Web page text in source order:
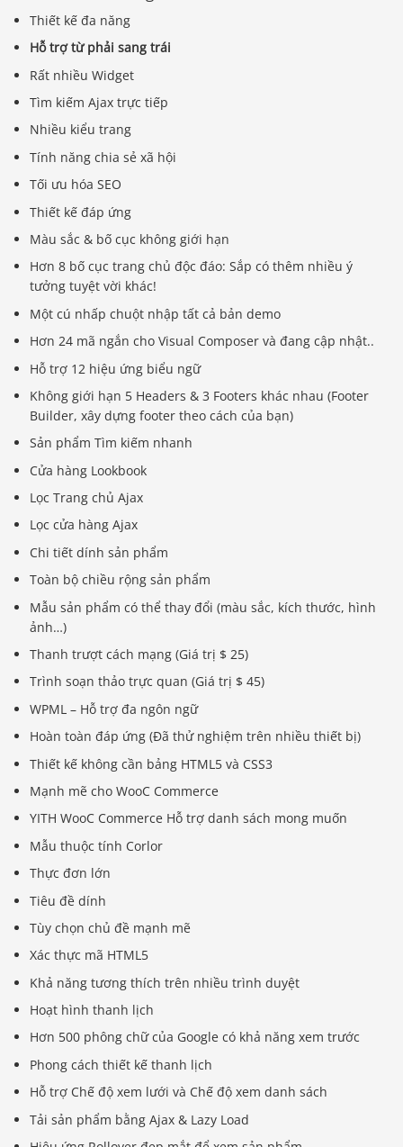
Thiết kế đa năng
Hỗ trợ từ phải sang trái
Rất nhiều Widget
Tìm kiếm Ajax trực tiếp
Nhiều kiểu trang
Tính năng chia sẻ xã hội
Tối ưu hóa SEO
Thiết kế đáp ứng
Màu sắc & bố cục không giới hạn
Hơn 8 bố cục trang chủ độc đáo: Sắp có thêm nhiều ý
tưởng tuyệt vời khác!
Một cú nhấp chuột nhập tất cả bản demo
Hơn 24 mã ngắn cho Visual Composer và đang cập nhật..
Hỗ trợ 12 hiệu ứng biểu ngữ
Không giới hạn 5 Headers & 3 Footers khác nhau (Footer
Builder, xây dựng footer theo cách của bạn)
Sản phẩm Tìm kiếm nhanh
Cửa hàng Lookbook
Lọc Trang chủ Ajax
Lọc cửa hàng Ajax
Chi tiết dính sản phẩm
Toàn bộ chiều rộng sản phẩm
Mẫu sản phẩm có thể thay đổi (màu sắc, kích thước, hình
ảnh…)
Thanh trượt cách mạng (Giá trị $ 25)
Trình soạn thảo trực quan (Giá trị $ 45)
WPML – Hỗ trợ đa ngôn ngữ
Hoàn toàn đáp ứng (Đã thử nghiệm trên nhiều thiết bị)
Thiết kế không cần bảng HTML5 và CSS3
Mạnh mẽ cho WooC Commerce
YITH WooC Commerce Hỗ trợ danh sách mong muốn
Mẫu thuộc tính Corlor
Thực đơn lớn
Tiêu đề dính
Tùy chọn chủ đề mạnh mẽ
Xác thực mã HTML5
Khả năng tương thích trên nhiều trình duyệt
Hoạt hình thanh lịch
Hơn 500 phông chữ của Google có khả năng xem trước
Phong cách thiết kế thanh lịch
Hỗ trợ Chế độ xem lưới và Chế độ xem danh sách
Tải sản phẩm bằng Ajax & Lazy Load